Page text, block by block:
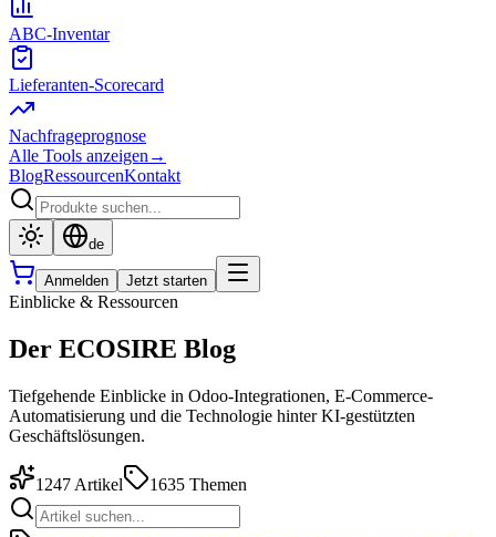
ABC-Inventar
Lieferanten-Scorecard
Nachfrageprognose
Alle Tools anzeigen →
BlogRessourcenKontakt
de
Anmelden Jetzt starten
Einblicke & Ressourcen
Der ECOSIRE Blog
Tiefgehende Einblicke in Odoo-Integrationen, E-Commerce-
Automatisierung und die Technologie hinter KI-gestützten
Geschäftslösungen.
1247 Artikel 1635 Themen